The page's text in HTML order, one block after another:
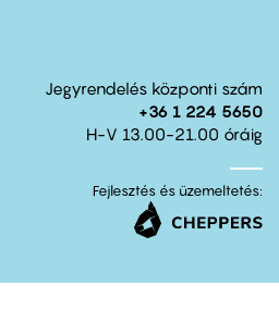
Jegyrendelés központi szám
+36 1 224 5650
H-V 13.00-21.00 óráig
Fejlesztés és üzemeltetés: